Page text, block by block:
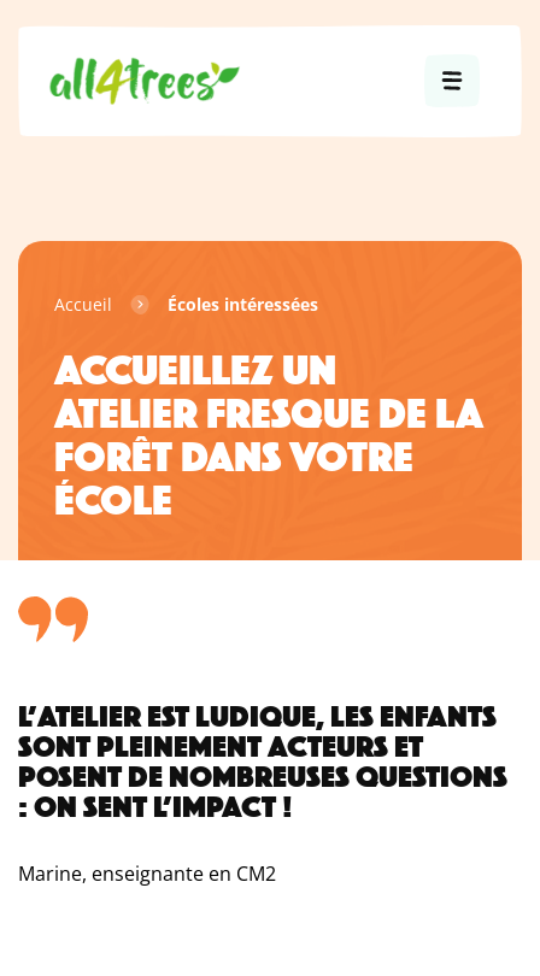
Accueil Écoles intéressées
ACCUEILLEZ UN
ATELIER FRESQUE DE LA
FORÊT DANS VOTRE
ÉCOLE
L’ATELIER EST LUDIQUE, LES ENFANTS
SONT PLEINEMENT ACTEURS ET
POSENT DE NOMBREUSES QUESTIONS
: ON SENT L’IMPACT !
Marine, enseignante en CM2